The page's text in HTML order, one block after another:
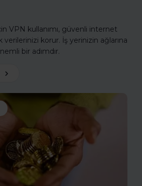
VPN kullanımı, güvenli internet
verilerinizi korur. İş yerinizin ağlarına
bir adımdır.